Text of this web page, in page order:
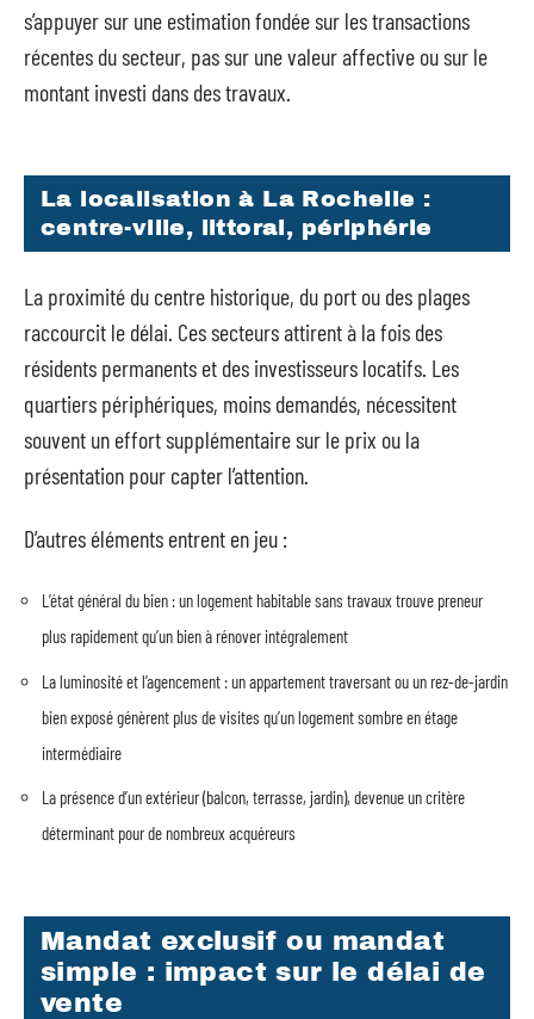
s’appuyer sur une estimation fondée sur les transactions
récentes du secteur, pas sur une valeur affective ou sur le
montant investi dans des travaux.
La localisation à La Rochelle :
centre-ville, littoral, périphérie
La proximité du centre historique, du port ou des plages
raccourcit le délai. Ces secteurs attirent à la fois des
résidents permanents et des investisseurs locatifs. Les
quartiers périphériques, moins demandés, nécessitent
souvent un effort supplémentaire sur le prix ou la
présentation pour capter l’attention.
D’autres éléments entrent en jeu :
L’état général du bien : un logement habitable sans travaux trouve preneur
plus rapidement qu’un bien à rénover intégralement
La luminosité et l’agencement : un appartement traversant ou un rez-de-jardin
bien exposé génèrent plus de visites qu’un logement sombre en étage
intermédiaire
La présence d’un extérieur (balcon, terrasse, jardin), devenue un critère
déterminant pour de nombreux acquéreurs
Mandat exclusif ou mandat
simple : impact sur le délai de
vente